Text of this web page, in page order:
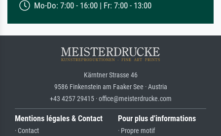
Mo-Do: 7:00 - 16:00 | Fr: 7:00 - 13:00
Kärntner Strasse 46
9586 Finkenstein am Faaker See · Austria
+43 4257 29415 · office@meisterdrucke.com
Mentions légales & Contact
· Contact
Pour plus d'informations
· Propre motif